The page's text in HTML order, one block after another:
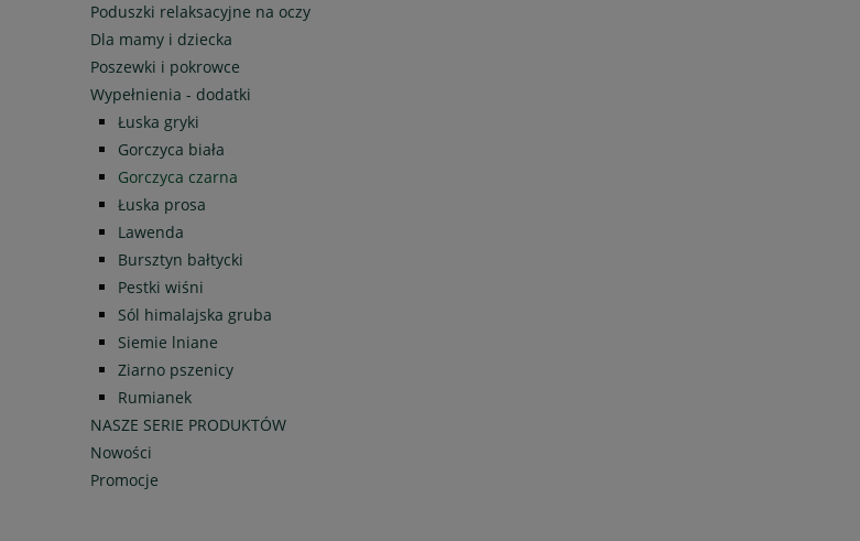
Poduszki relaksacyjne na oczy
Dla mamy i dziecka
Poszewki i pokrowce
Wypełnienia - dodatki
Łuska gryki
Gorczyca biała
Gorczyca czarna
Łuska prosa
Lawenda
Bursztyn bałtycki
Pestki wiśni
Sól himalajska gruba
Siemie lniane
Ziarno pszenicy
Rumianek
NASZE SERIE PRODUKTÓW
Nowości
Promocje